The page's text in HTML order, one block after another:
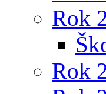
Rok
Rok